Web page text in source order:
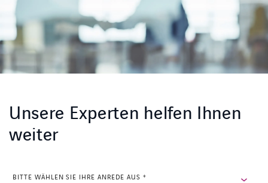
Unsere Experten helfen Ihnen
weiter
EMAIL